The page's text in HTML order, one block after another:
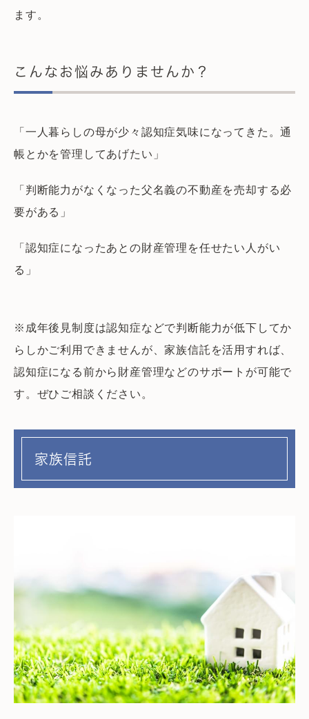
ます。
こんなお悩みありませんか？
「一人暮らしの母が少々認知症気味になってきた。通
帳とかを管理してあげたい」
「判断能力がなくなった父名義の不動産を売却する必
要がある」
「認知症になったあとの財産管理を任せたい人がい
る」
※成年後見制度は認知症などで判断能力が低下してか
らしかご利用できませんが、家族信託を活用すれば、
認知症になる前から財産管理などのサポートが可能で
す。ぜひご相談ください。
家族信託